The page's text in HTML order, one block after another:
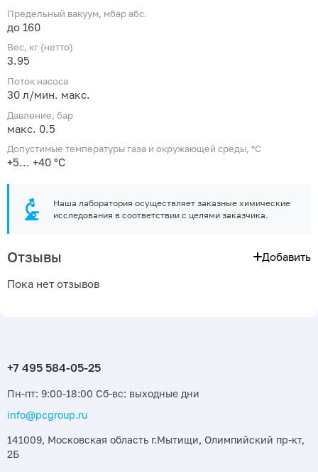
Предельный вакуум, мбар абс.
до 160
Вес, кг (нетто)
3.95
Поток насоса
30 л/мин. макс.
Давление, бар
макс. 0.5
Допустимые температуры газа и окружающей среды, °C
+5... +40 °С
Наша лаборатория осуществляет заказные химические
исследования в соответствии с целями заказчика.
Отзывы Добавить
Пока нет отзывов
Пн-пт: 9:00-18:00 Сб-вс: выходные дни
info@pcgroup.ru
141009, Московская область г.Мытищи, Олимпийский пр-кт,
2Б